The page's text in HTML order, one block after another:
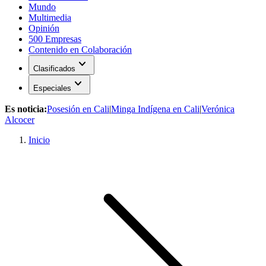
Mundo
Multimedia
Opinión
500 Empresas
Contenido en Colaboración
Clasificados expand_more
Especiales expand_more
Es noticia:Posesión en Cali|Minga Indígena en Cali|Verónica
Alcocer
Inicio